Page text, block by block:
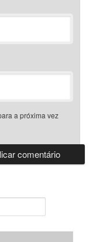
a próxima vez